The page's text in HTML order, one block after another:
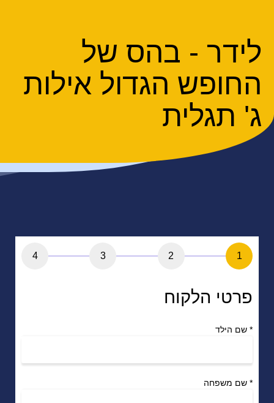
לידר - בהס של
החופש הגדול אילות
ג' תגלית
1
2
3
4
פרטי הלקוח
* שם הילד
* שם משפחה